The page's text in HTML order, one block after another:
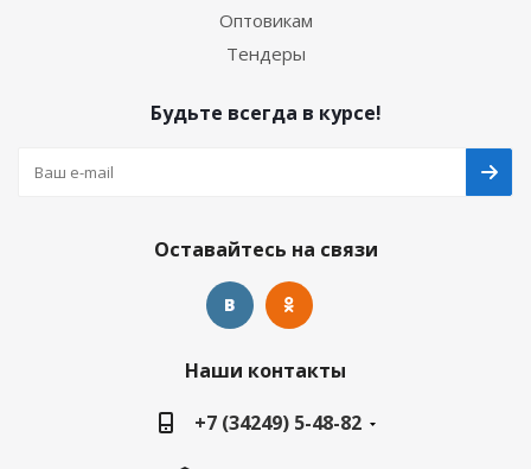
Оптовикам
Тендеры
Будьте всегда в курсе!
Оставайтесь на связи
Наши контакты
+7 (34249) 5-48-82